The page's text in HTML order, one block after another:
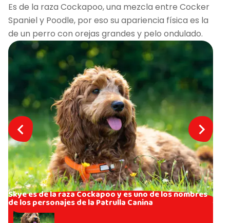
Es de la raza Cockapoo, una mezcla entre Cocker
Spaniel y Poodle, por eso su apariencia física es la
de un perro con orejas grandes y pelo ondulado.
Skye es de la raza Cockapoo y es uno de los nombres
de los personajes de la Patrulla Canina